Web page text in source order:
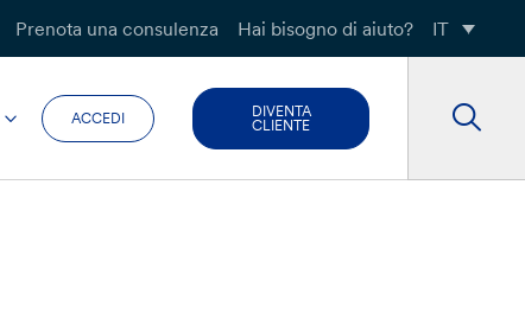
Prenota una consulenza Hai bisogno di aiuto? IT
ACCEDI
DIVENTA
CLIENTE